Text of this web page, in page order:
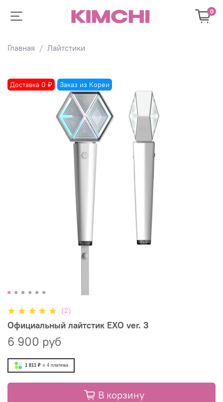
0
Главная Лайтстики
Доставка 0 ₽ Заказ из Кореи
(2)
Официальный лайтстик EXO ver. 3
6 900 руб
1 811 ₽ x 4 платежа
В корзину